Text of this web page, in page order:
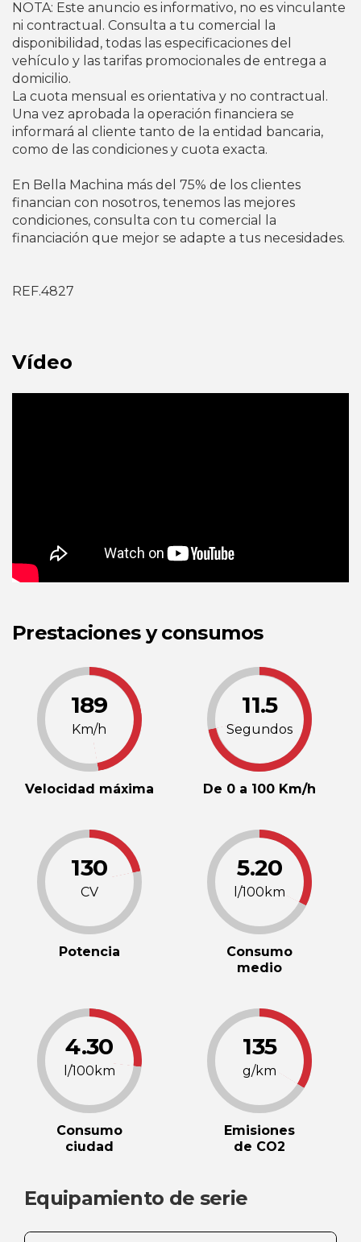
NOTA: Este anuncio es informativo, no es vinculante
ni contractual. Consulta a tu comercial la
disponibilidad, todas las especificaciones del
vehículo y las tarifas promocionales de entrega a
domicilio.
La cuota mensual es orientativa y no contractual.
Una vez aprobada la operación financiera se
informará al cliente tanto de la entidad bancaria,
como de las condiciones y cuota exacta.
En Bella Machina más del 75% de los clientes
financian con nosotros, tenemos las mejores
condiciones, consulta con tu comercial la
financiación que mejor se adapte a tus necesidades.
REF.4827
Vídeo
Prestaciones y consumos
189
Km/h
Velocidad máxima
11.5
Segundos
De 0 a 100 Km/h
130
CV
Potencia
5.20
l/100km
Consumo
medio
4.30
l/100km
Consumo
ciudad
135
g/km
Emisiones
de CO2
Equipamiento de serie